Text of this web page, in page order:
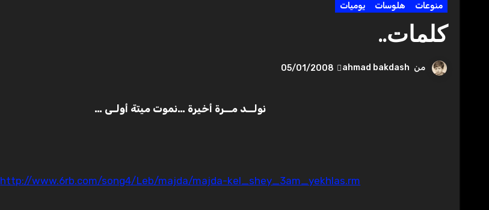
منوعات هلوسات يوميات
كلمات..
من ahmad bakdash
05/01/2008
نولــد مــرة أخيرة …نموت ميتة أولـى …
http://www.6rb.com/song4/Leb/majda/majda-kel_shey_3am_yekhlas.rm